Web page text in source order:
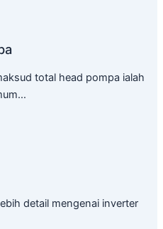
total head pompa ialah
detail mengenai inverter